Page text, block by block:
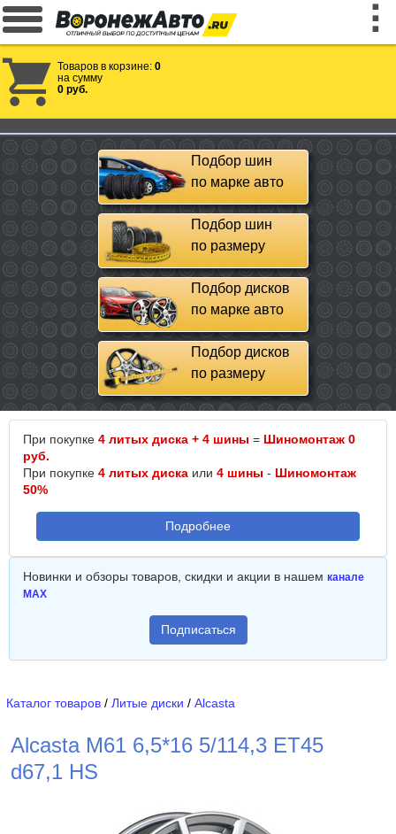
Товаров в корзине: 0
на сумму
0 руб.
Подбор шин
по марке авто
Подбор шин
по размеру
Подбор дисков
по марке авто
Подбор дисков
по размеру
При покупке 4 литых диска + 4 шины = Шиномонтаж 0
руб.
При покупке 4 литых диска или 4 шины - Шиномонтаж
50%
Подробнее
Новинки и обзоры товаров, скидки и акции в нашем канале
MAX
Подписаться
Каталог товаров / Литые диски / Alcasta
Alcasta M61 6,5*16 5/114,3 ET45
d67,1 HS